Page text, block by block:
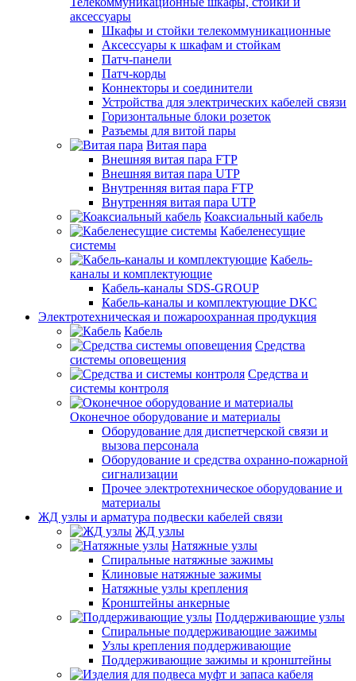
аксессуары
Шкафы и стойки телекоммуникационные
Аксессуары к шкафам и стойкам
Патч-панели
Патч-корды
Коннекторы и соединители
Устройства для электрических кабелей связи
Горизонтальные блоки розеток
Разъемы для витой пары
Витая пара
Внешняя витая пара FTP
Внешняя витая пара UTP
Внутренняя витая пара FTP
Внутренняя витая пара UTP
Коаксиальный кабель
Кабеленесущие
системы
Кабель-
каналы и комплектующие
Кабель-каналы SDS-GROUP
Кабель-каналы и комплектующие DKC
Электротехническая и пожароохранная продукция
Кабель
Средства
системы оповещения
Средства и
системы контроля
Оконечное оборудование и материалы
Оборудование для диспетчерской связи и
вызова персонала
Оборудование и средства охранно-пожарной
сигнализации
Прочее электротехническое оборудование и
материалы
ЖД узлы и арматура подвески кабелей связи
ЖД узлы
Натяжные узлы
Спиральные натяжные зажимы
Клиновые натяжные зажимы
Натяжные узлы крепления
Кронштейны анкерные
Поддерживающие узлы
Спиральные поддерживающие зажимы
Узлы крепления поддерживающие
Поддерживающие зажимы и кронштейны